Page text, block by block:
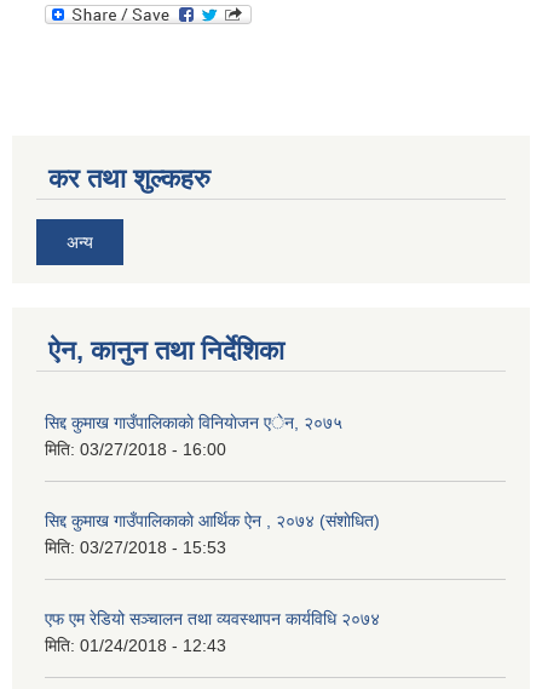
कर तथा शुल्कहरु
अन्य
ऐन, कानुन तथा निर्देशिका
सिद्द कुमाख गाउँपालिकाकाे विनियाेजन एेन, २०७५
मिति: 03/27/2018 - 16:00
सिद्द कुमाख गाउँपालिकाकाे आर्थिक ऐन , २०७४ (संशाेधित)
मिति: 03/27/2018 - 15:53
एफ एम रेडियो सञ्चालन तथा व्यवस्थापन कार्यविधि २०७४
मिति: 01/24/2018 - 12:43